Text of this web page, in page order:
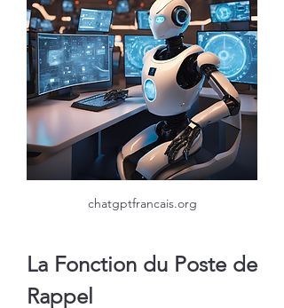
chatgptfrancais.org
La Fonction du Poste de
Rappel